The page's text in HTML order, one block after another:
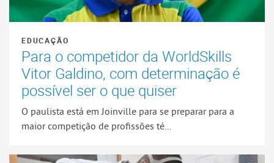
EDUCAÇÃO
Para o competidor da WorldSkills
Vitor Galdino, com determinação é
possível ser o que quiser
O paulista está em Joinville para se preparar para a
maior competição de profissões té...